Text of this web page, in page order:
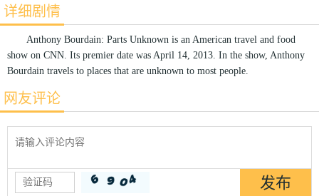
详细剧情
Anthony Bourdain: Parts Unknown is an American travel and food
show on CNN. Its premier date was April 14, 2013. In the show, Anthony
Bourdain travels to places that are unknown to most people.
网友评论